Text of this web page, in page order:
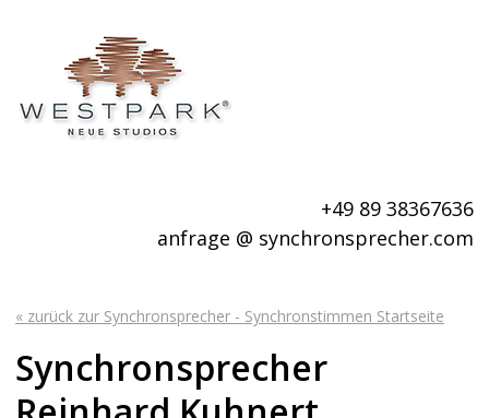
+49 89 38367636
anfrage @ synchronsprecher.com
« zurück zur Synchronsprecher - Synchronstimmen Startseite
Synchronsprecher